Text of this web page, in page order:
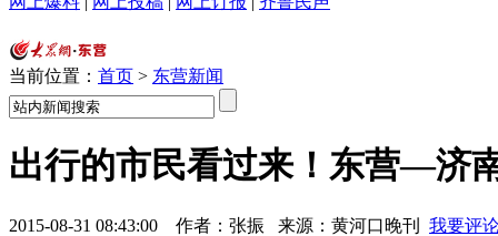
当前位置： 首页 > 东营新闻
出行的市民看过来！东营—济
2015-08-31 08:43:00 作者： 张振 来源： 黄河口晚刊 我要评